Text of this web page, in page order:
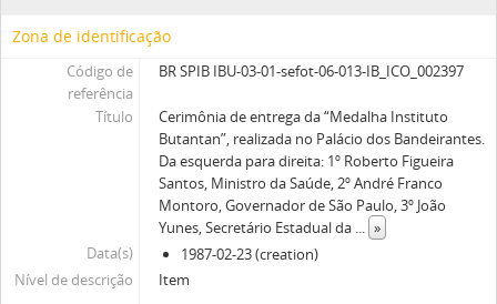
Zona de identificação
Código de
referência
BR SPIB IBU-03-01-sefot-06-013-IB_ICO_002397
Título
Cerimônia de entrega da “Medalha Instituto
Butantan”, realizada no Palácio dos Bandeirantes.
Da esquerda para direita: 1º Roberto Figueira
Santos, Ministro da Saúde, 2º André Franco
Montoro, Governador de São Paulo, 3º João
Yunes, Secretário Estadual da ... »
Data(s)
1987-02-23 (creation)
Nível de descrição
Item